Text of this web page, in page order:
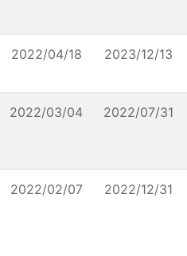
2022/04/18 2023/12/13
2022/03/04 2022/07/31
2022/02/07 2022/12/31